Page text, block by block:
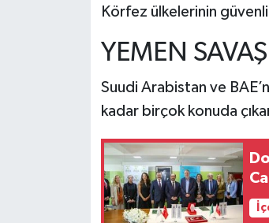
Körfez ülkelerinin
YEMEN
Suudi Arabistan ve
kadar birçok konuda